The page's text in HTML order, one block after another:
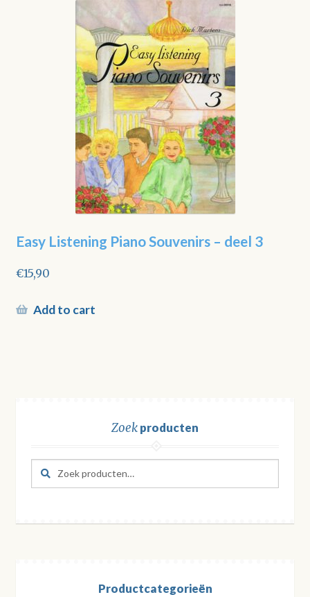
Easy Listening Piano Souvenirs – deel 3
€15,90
Add to cart
Zoekproducten
Zoeken
naar:
Zoeken
Productcategorieën